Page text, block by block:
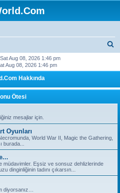
c
h
Aug 08, 2026 1:46 pm
Aug 08, 2026 1:46 pm
Hakkında
Ötesi
mesajlar için.
Oyunları
World War II, Magic the Gathering,
burada...
müdavimler. Eşsiz ve sonsuz dehlizlerinde
dinginliğinin tadını çıkarsın...
diyorsanız…